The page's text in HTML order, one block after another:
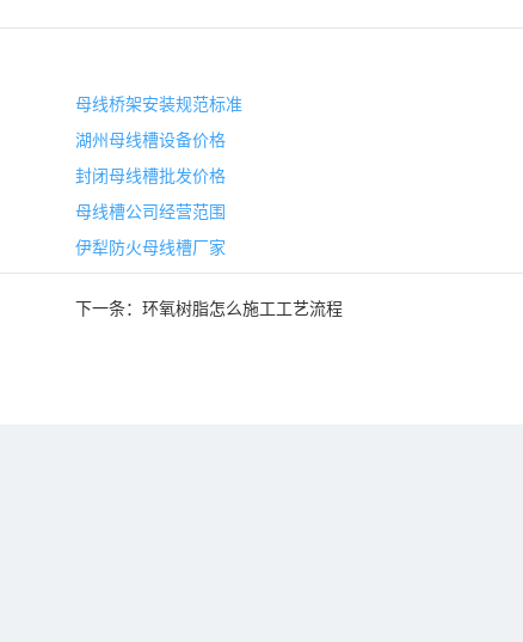
母线桥架安装规范标准
湖州母线槽设备价格
封闭母线槽批发价格
母线槽公司经营范围
伊犁防火母线槽厂家
下一条：环氧树脂怎么施工工艺流程